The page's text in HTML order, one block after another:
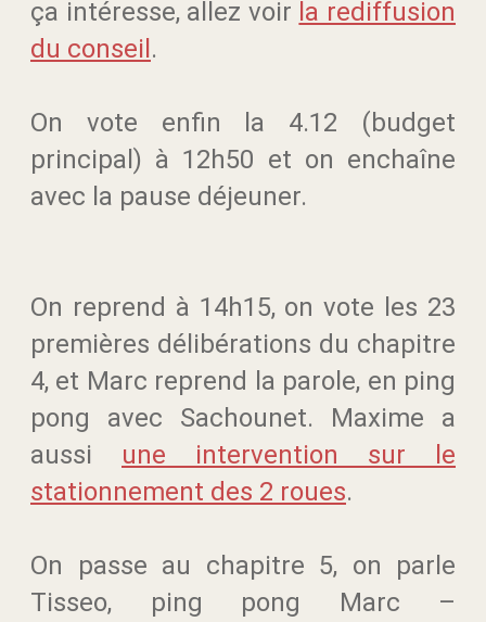
ça intéresse, allez voir la rediffusion
du conseil.
On vote enfin la 4.12 (budget
principal) à 12h50 et on enchaîne
avec la pause déjeuner.
On reprend à 14h15, on vote les 23
premières délibérations du chapitre
4, et Marc reprend la parole, en ping
pong avec Sachounet. Maxime a
aussi une intervention sur le
stationnement des 2 roues.
On passe au chapitre 5, on parle
Tisseo, ping pong Marc –